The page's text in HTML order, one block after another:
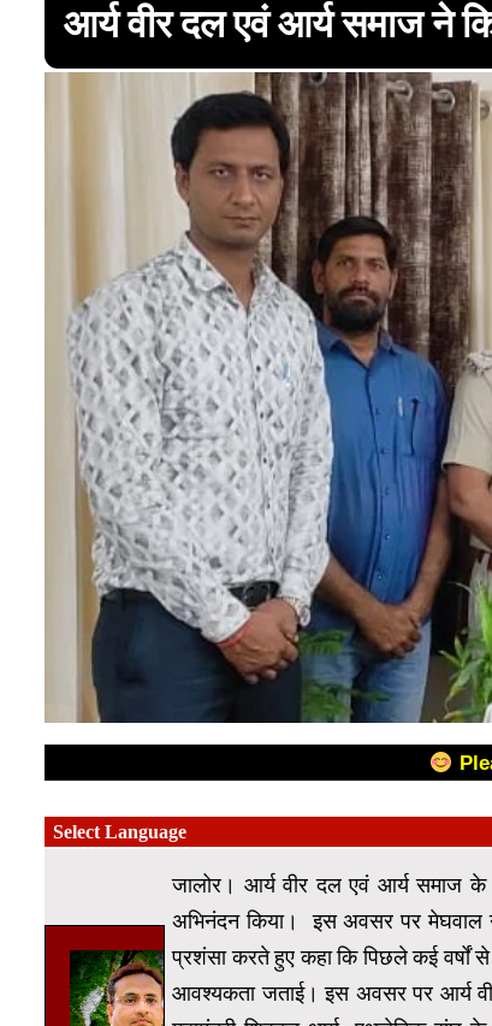
आर्य वीर दल एवं आर्य समाज ने
जालोर। आर्य वीर दल एवं आर्य समाज के
अभिनंदन किया। इस अवसर पर मेघवाल
प्रशंसा करते हुए कहा कि पिछले कई वर्षों
आवश्यकता जताई। इस अवसर पर आर्य